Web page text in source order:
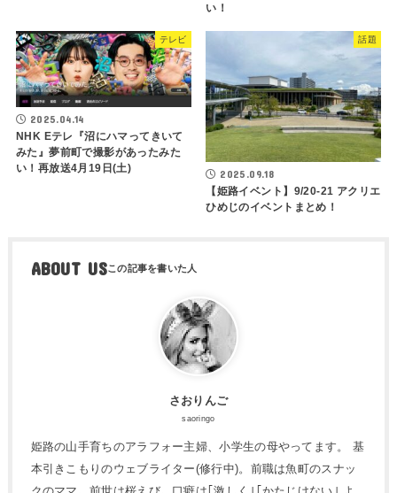
い！
テレビ
2025.04.14
NHK Eテレ『沼にハマってきいて
みた』夢前町で撮影があったみた
い！再放送4月19日(土)
話題
2025.09.18
【姫路イベント】9/20-21 アクリエ
ひめじのイベントまとめ！
ABOUT US
さおりんご
saoringo
姫路の山手育ちのアラフォー主婦、小学生の母やってます。 基
本引きこもりのウェブライター(修行中)。前職は魚町のスナッ